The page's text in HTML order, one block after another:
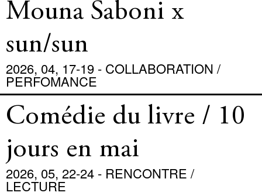
Mouna Saboni x
sun/sun
2026, 04, 17-19 - COLLABORATION /
PERFOMANCE
Comédie du livre / 10
jours en mai
2026, 05, 22-24 - RENCONTRE /
LECTURE